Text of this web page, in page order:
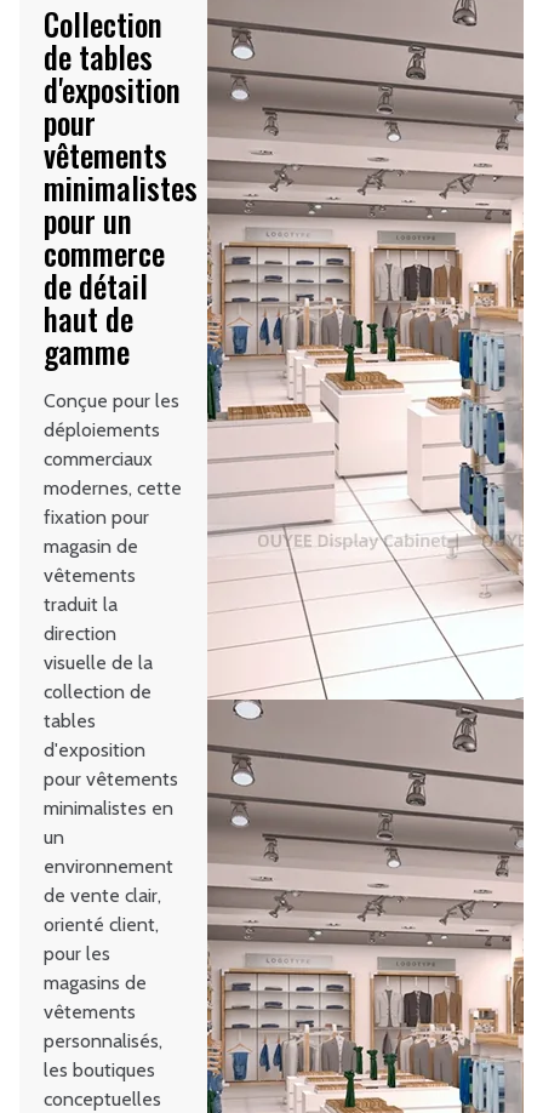
Collection
de tables
d'exposition
pour
vêtements
minimalistes
pour un
commerce
de détail
haut de
gamme
Conçue pour les
déploiements
commerciaux
modernes, cette
fixation pour
magasin de
vêtements
traduit la
direction
visuelle de la
collection de
tables
d'exposition
pour vêtements
minimalistes en
un
environnement
de vente clair,
orienté client,
pour les
magasins de
vêtements
personnalisés,
les boutiques
conceptuelles